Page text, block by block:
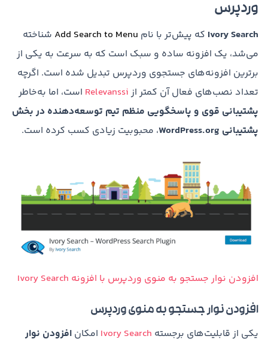
وردپرس
Ivory Search که پیش‌تر با نام Add Search to Menu شناخته
می‌شد، یک افزونه ساده و سبک است که به سرعت به یکی از
برترین افزونه‌های جستجوی وردپرس تبدیل شده است. اگرچه
تعداد نصب‌های فعال آن کمتر از Relevanssi است، اما به‌خاطر
پشتیبانی قوی و پاسخگویی منظم تیم توسعه‌دهنده در بخش
پشتیبانی WordPress.org
، محبوبیت زیادی کسب کرده است.
افزودن نوار جستجو به منوی وردپرس با افزونه Ivory Search
افزودن نوار جستجو به منوی وردپرس
یکی از قابلیت‌های برجسته Ivory Search امکان افزودن نوار